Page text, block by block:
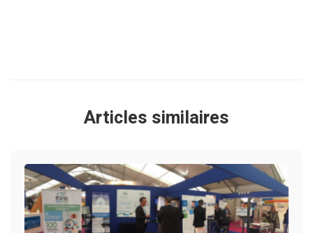
Articles similaires